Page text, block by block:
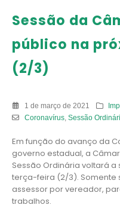
Sessão da
público na
(2/3)
1 de março de 2021
Coronavírus, Sessão
Em função do avanço da
governo estadual, a
Sessão Ordinária voltará
terça-feira (2/3). Somente
assessor por vereador,
trabalhos.